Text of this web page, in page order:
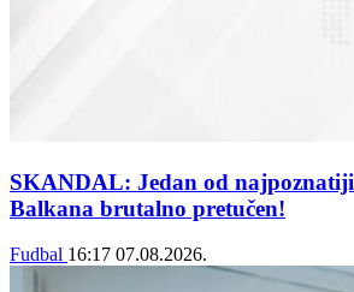
SKANDAL: Jedan od
Balkana brutalno pretučen!
Fudbal 16:17 07.08.2026.